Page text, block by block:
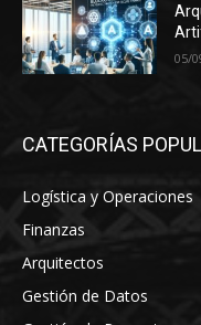
05/
CATEGORÍAS
Logística y Operaciones
Finanzas
Arquitectos
Gestión de Datos